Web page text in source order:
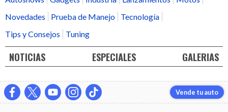
Novedades
Prueba de Manejo
Tecnología
Tips y Consejos
Tuning
NOTICIAS ESPECIALES GALERIAS
Vende tu auto